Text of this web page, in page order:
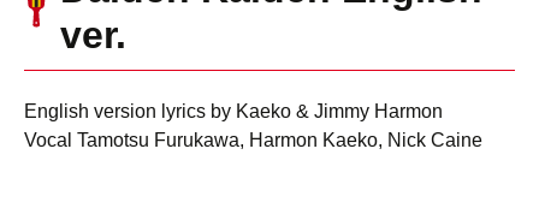
ver.
English version lyrics by Kaeko & Jimmy Harmon
Vocal Tamotsu Furukawa, Harmon Kaeko, Nick Caine